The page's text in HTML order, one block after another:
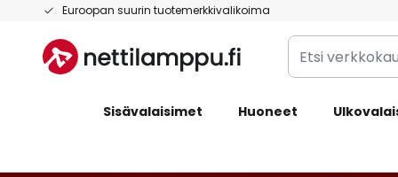
Euroopan suurin tuotemerkkivalikoima
Skip
Content
Etsi
verkkokaupan
Sisävalaisimet Huoneet